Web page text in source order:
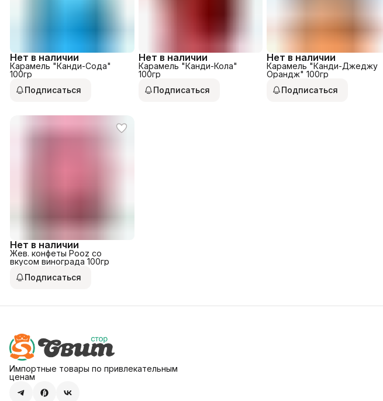
Нет в наличии
Карамель "Канди-Сода"
100гр
Подписаться
Нет в наличии
Карамель "Канди-Кола"
100гр
Подписаться
Нет в наличии
Карамель "Канди-Джеджу
Орандж" 100гр
Подписаться
Нет в наличии
Жев. конфеты Pooz со
вкусом винограда 100гр
Подписаться
Импортные товары по привлекательным
ценам